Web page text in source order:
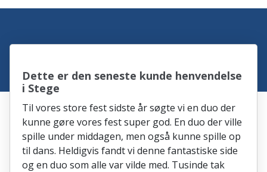
Dette er den seneste kunde henvendelse
i Stege
Til vores store fest sidste år søgte vi en duo der
kunne gøre vores fest super god. En duo der ville
spille under middagen, men også kunne spille op
til dans. Heldigvis fandt vi denne fantastiske side
og en duo som alle var vilde med. Tusinde tak